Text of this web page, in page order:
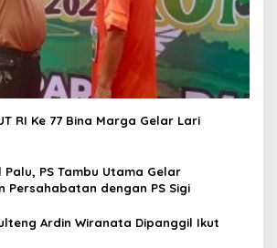
RI Ke 77 Bina Marga Gelar Lari
Palu, PS Tambu Utama Gelar
Persahabatan dengan PS Sigi
Ardin Wiranata Dipanggil Ikut